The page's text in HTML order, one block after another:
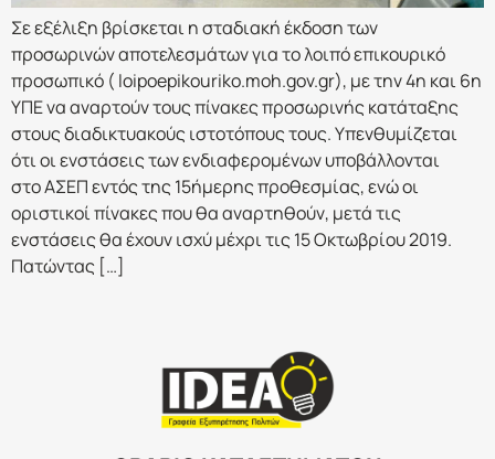
Σε εξέλιξη βρίσκεται η σταδιακή έκδοση των
προσωρινών αποτελεσμάτων για το λοιπό επικουρικό
προσωπικό ( loipoepikouriko.moh.gov.gr), με την 4η και 6η
ΥΠΕ να αναρτούν τους πίνακες προσωρινής κατάταξης
στους διαδικτυακούς ιστοτόπους τους. Υπενθυμίζεται
ότι οι ενστάσεις των ενδιαφερομένων υποβάλλονται
στο ΑΣΕΠ εντός της 15ήμερης προθεσμίας, ενώ οι
οριστικοί πίνακες που θα αναρτηθούν, μετά τις
ενστάσεις θα έχουν ισχύ μέχρι τις 15 Οκτωβρίου 2019.
Πατώντας […]